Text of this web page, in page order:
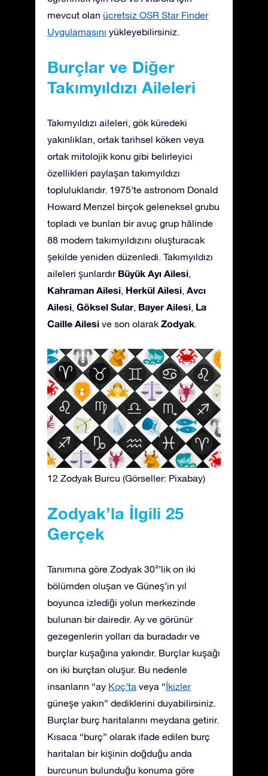
mevcut olan ücretsiz OSR Star Finder
Uygulamasını yükleyebilirsiniz.
Burçlar ve Diğer
Takımyıldızı Aileleri
Takımyıldızı aileleri, gök küredeki
yakınlıkları, ortak tarihsel köken veya
ortak mitolojik konu gibi belirleyici
özellikleri paylaşan takımyıldızı
topluluklarıdır. 1975’te astronom Donald
Howard Menzel birçok geleneksel grubu
topladı ve bunları bir avuç grup hâlinde
88 modern takımyıldızını oluşturacak
şekilde yeniden düzenledi. Takımyıldızı
aileleri şunlardır Büyük Ayı Ailesi
Kahraman Ailesi Herkül Ailesi Avcı
Ailesi Göksel Sular, Bayer Ailesi La
Caille Ailesi ve son olarak Zodyak
12 Zodyak Burcu (Görseller: Pixabay)
Zodyak’la İlgili 25
Gerçek
Tanımına göre Zodyak 30°’lik on iki
bölümden oluşan ve Güneş’in yıl
boyunca izlediği yolun merkezinde
bulunan bir dairedir. Ay ve görünür
gezegenlerin yolları da buradadır ve
burçlar kuşağına yakındır. Burçlar kuşağı
on iki burçtan oluşur. Bu nedenle
insanların “ay Koç’ta veya “İkizler
güneşe yakın” dediklerini duyabilirsiniz.
Burçlar burç haritalarını meydana getirir.
Kısaca “burç” olarak ifade edilen burç
haritaları bir kişinin doğduğu anda
burcunun bulunduğu konuma göre